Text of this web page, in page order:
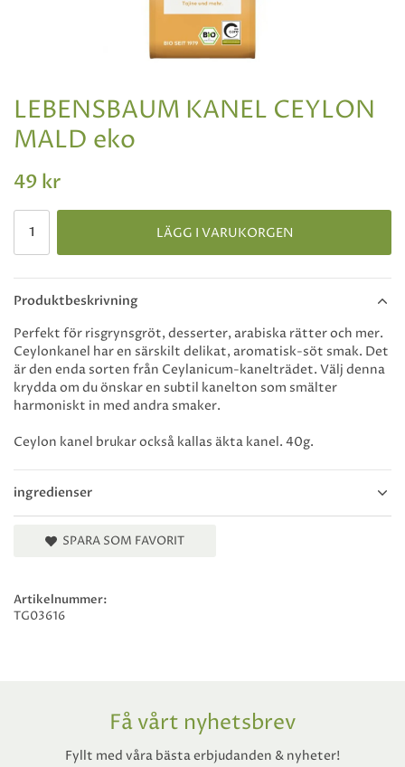
LEBENSBAUM KANEL CEYLON
MALD eko
49 kr
LÄGG I VARUKORGEN
Produktbeskrivning
ingredienser
Perfekt för risgrynsgröt, desserter, arabiska rätter och mer.
Ceylonkanel har en särskilt delikat, aromatisk-söt smak. Det
är den enda sorten från Ceylanicum-kanelträdet. Välj denna
krydda om du önskar en subtil kanelton som smälter
harmoniskt in med andra smaker.
Ceylon kanel brukar också kallas äkta kanel. 40g.
SPARA SOM FAVORIT
Artikelnummer:
TG03616
Få vårt nyhetsbrev
Fyllt med våra bästa erbjudanden & nyheter!